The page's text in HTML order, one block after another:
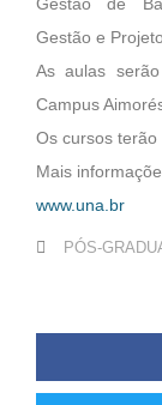
Gestão de
Gestão e
As aulas
Campus
Os cursos
Mais
www.una.br
PÓS-